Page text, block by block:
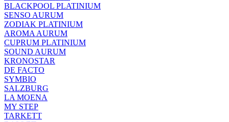
BLACKPOOL PLATINIUM
SENSO AURUM
ZODIAK PLATINIUM
AROMA AURUM
CUPRUM PLATINIUM
SOUND AURUM
KRONOSTAR
DE FACTO
SYMBIO
SALZBURG
LA MOENA
MY STEP
TARKETT